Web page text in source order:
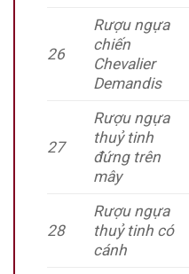
26
Rượu ngựa
chiến
Chevalier
Demandis
27
Rượu ngựa
thuỷ tinh
đứng trên
mây
28
Rượu ngựa
thuỷ tinh có
cánh